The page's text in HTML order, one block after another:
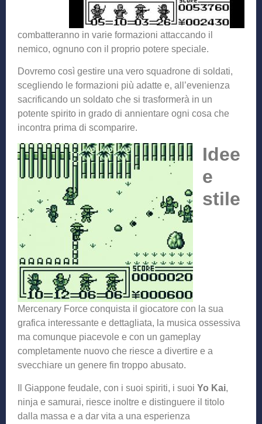
combatteranno in varie formazioni attaccando il
nemico, ognuno con il proprio potere speciale.
Dovremo così gestire una vero squadrone di soldati,
scegliendo le formazioni più adatte e, all’evenienza
sacrificando un soldato che si trasformerà in un
potente spirito in grado di annientare ogni cosa che
incontra prima di scomparire.
Idee
e
stile
Mercenary Force conquista il giocatore con la sua
grafica interessante e dettagliata, la musica ossessiva
ma comunque piacevole e con un gameplay
completamente nuovo che riesce a divertire e a
svecchiare un genere fin troppo abusato.
Il Giappone feudale, con i suoi spiriti, i suoi Yo Kai,
ninja e samurai, riesce inoltre e distinguere il titolo
dalla massa e a dar vita a una esperienza